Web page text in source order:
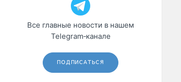
Все главные новости в нашем
Telegram‑канале
ПОДПИСАТЬСЯ